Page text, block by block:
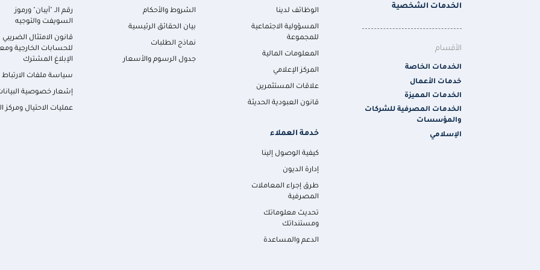
الخدمات الشخصية
الأقسام
الخدمات الخاصة
خدمات الأعمال
الخدمات المميزة
الخدمات المصرفية للشركات
والمؤسسات
الإسلامي
الوظائف لدينا
المسؤولية الاجتماعية
للمجموعة
المعلومات المالية
المركز الإعلامي
علاقات المستثمرين
قانون العبودية الحديثة
الشروط والأحكام
بيان الحقائق الرئيسية
نماذج الطلبات
جدول الرسوم والأسعار
رقم الـ "آيبان" ورموز
السويفت والتوجيه
قانون الامتثال الضريبي
للحسابات الخارجية
الإبلاغ المشترك
سياسة ملفات الارتباط
إشعار خصوصية
عمليات الاحتيال ومركز
خدمة العملاء
كيفية الوصول إلينا
إدارة الديون
طرق إجراء المعاملات
المصرفية
تحديث معلوماتك
ومستنداتك
الدعم والمساعدة